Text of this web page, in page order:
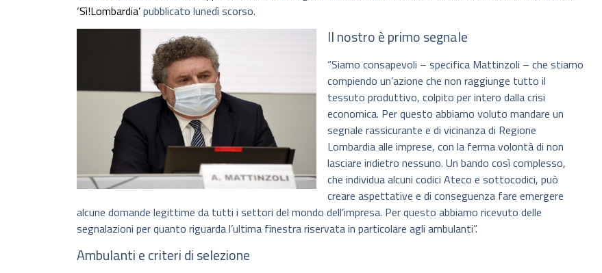
‘Sì!Lombardia’pubblicato lunedì scorso.
Il nostro è primo segnale
“Siamo consapevoli – specifica Mattinzoli – che stiamo
compiendo un’azione che non raggiunge tutto il
tessuto produttivo, colpito per intero dalla crisi
economica. Per questo abbiamo voluto mandare un
segnale rassicurante e di vicinanza di Regione
Lombardia alle imprese, con la ferma volontà di non
lasciare indietro nessuno. Un bando così complesso,
che individua alcuni codici Ateco e sottocodici, può
creare aspettative e di conseguenza fare emergere
alcune domande legittime da tutti i settori del mondo dell’impresa. Per questo abbiamo ricevuto delle
segnalazioni per quanto riguarda l’ultima finestra riservata in particolare agli ambulanti”.
Ambulanti e criteri di selezione